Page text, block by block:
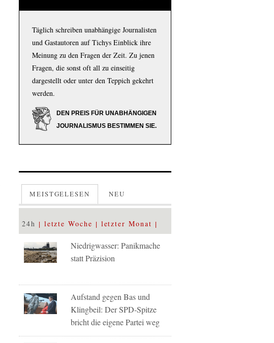
Täglich schreiben unabhängige Journalisten
und Gastautoren auf Tichys Einblick ihre
Meinung zu den Fragen der Zeit. Zu jenen
Fragen, die sonst oft all zu einseitig
dargestellt oder unter den Teppich gekehrt
werden.
DEN PREIS FÜR UNABHÄNGIGEN
JOURNALISMUS BESTIMMEN SIE.
MEISTGELESEN NEU
24h letzte Woche letzter Monat
Niedrigwasser: Panikmache
statt Präzision
Aufstand gegen Bas und
Klingbeil: Der SPD-Spitze
bricht die eigene Partei weg